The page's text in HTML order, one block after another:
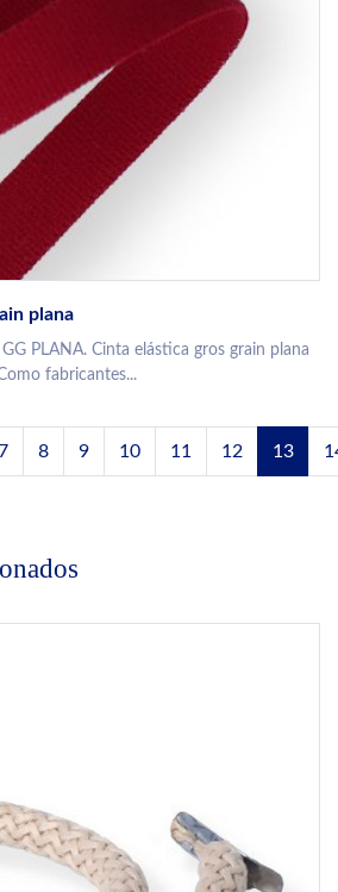
plana
PLANA. Cinta elástica gros grain plana
fabricantes...
8 9 10 11 12 13